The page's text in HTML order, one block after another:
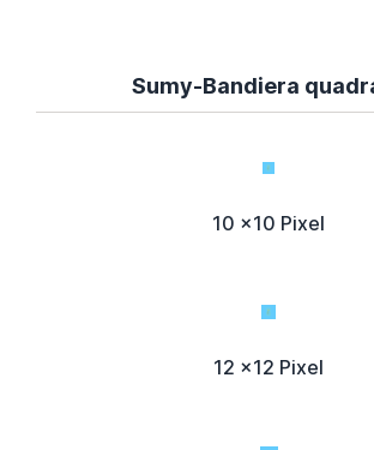
Sumy-Bandiera
10 x10 Pixel
12 x12 Pixel